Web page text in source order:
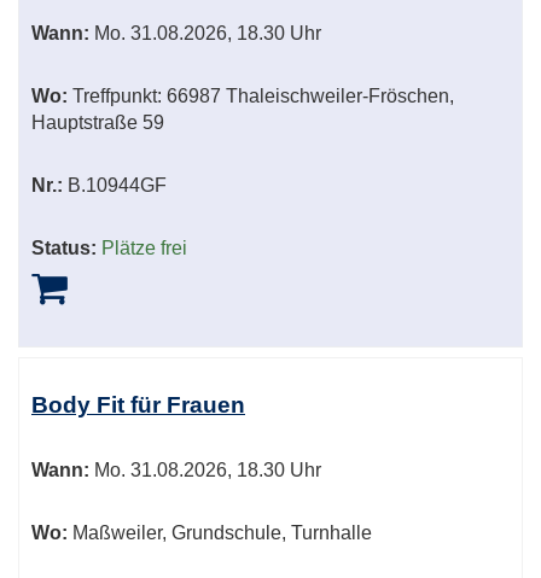
Wann: Mo. 31.08.2026, 18.30 Uhr
Wo: Treffpunkt: 66987 Thaleischweiler-Fröschen,
Hauptstraße 59
Nr.: B.10944GF
Status: Plätze frei
Body Fit für Frauen
Wann: Mo. 31.08.2026, 18.30 Uhr
Wo: Maßweiler, Grundschule, Turnhalle